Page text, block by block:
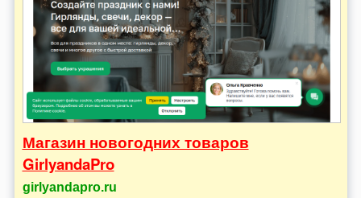
Магазин новогодних товаров
GirlyandaPro
girlyandapro.ru